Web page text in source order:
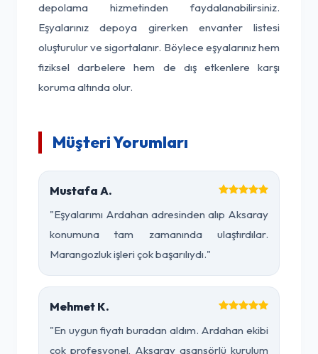
depolama hizmetinden faydalanabilirsiniz.
Eşyalarınız depoya girerken envanter listesi
oluşturulur ve sigortalanır. Böylece eşyalarınız hem
fiziksel darbelere hem de dış etkenlere karşı
koruma altında olur.
Müşteri Yorumları
Mustafa A.
"Eşyalarımı Ardahan adresinden alıp Aksaray
konumuna tam zamanında ulaştırdılar.
Marangozluk işleri çok başarılıydı."
Mehmet K.
"En uygun fiyatı buradan aldım. Ardahan ekibi
çok profesyonel, Aksaray asansörlü kurulum